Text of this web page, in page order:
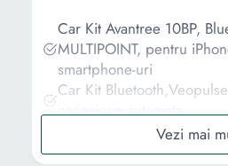
Car Kit Avantree 10BP,
MULTIPOINT, pentru
smartphone-uri
Car Kit
conexiune automata
Car kit auto bluetooth,
hands free, USB, 3.5